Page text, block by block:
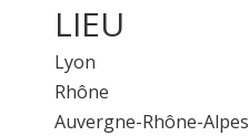
LIEU
Lyon
Rhône
Auvergne-Rhône-Alpes